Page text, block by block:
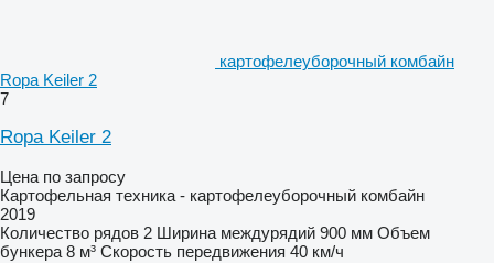
картофелеуборочный комбайн
Ropa Keiler 2
7
Ropa Keiler 2
Цена по запросу
Картофельная техника - картофелеуборочный комбайн
2019
Количество рядов 2 Ширина междурядий 900 мм Объем
бункера 8 м³ Скорость передвижения 40 км/ч